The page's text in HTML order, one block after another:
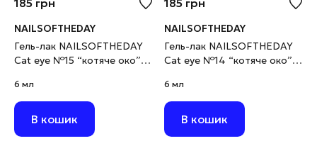
185 грн
NAILSOFTHEDAY
Гель-лак NAILSOFTHEDAY
Cat eye №15 “котяче око”
6 мл
6 мл
В кошик
185 грн
NAILSOFTHEDAY
Гель-лак NAILSOFTHEDAY
Cat eye №14 “котяче око”
6 мл
6 мл
В кошик